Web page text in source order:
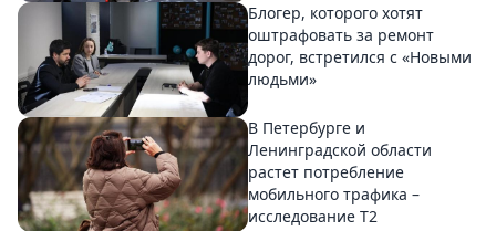
Блогер, которого хотят
оштрафовать за ремонт
дорог, встретился с «Новыми
людьми»
В Петербурге и
Ленинградской области
растет потребление
мобильного трафика –
исследование T2